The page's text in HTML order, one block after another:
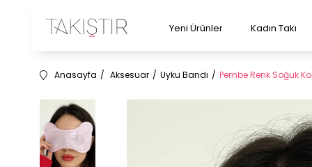
Yeni Ürünler Kadın Takı
Anasayfa Aksesuar Uyku Bandı Pembe Renk Soğuk